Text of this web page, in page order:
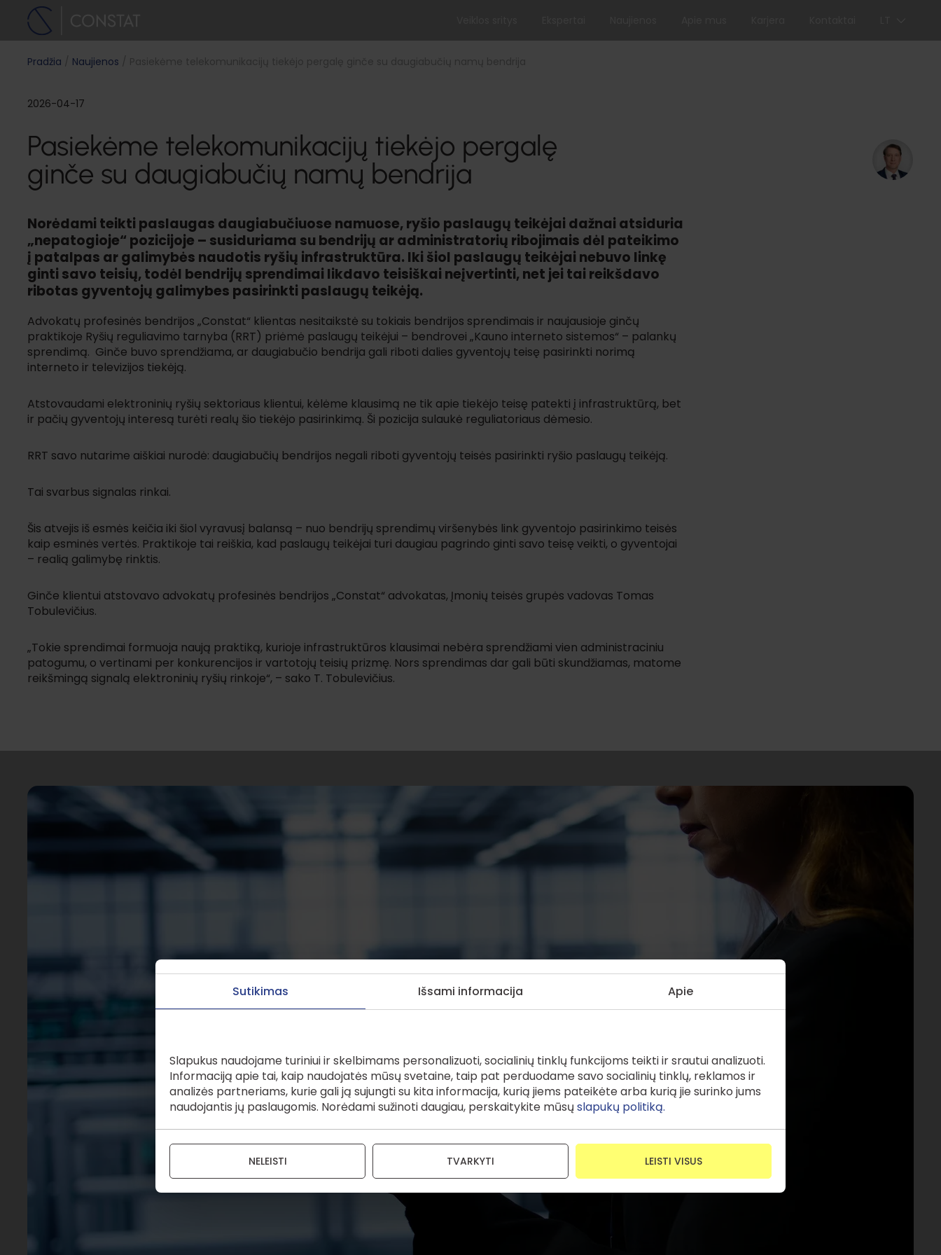
Pradžia Naujienos
2026-04-17
Pasiekėme telekomunikacijų tiekėjo pergalę
ginče su daugiabučių namų bendrija
Norėdami teikti paslaugas daugiabučiuose namuose, ryšio paslaugų teikėjai dažnai atsiduria
„nepatogioje“ pozicijoje – susiduriama su bendrijų ar administratorių ribojimais dėl pateikimo
į patalpas ar galimybės naudotis ryšių infrastruktūra. Iki šiol paslaugų teikėjai nebuvo linkę
ginti savo teisių, todėl bendrijų sprendimai likdavo teisiškai neįvertinti, net jei tai reikšdavo
ribotas gyventojų galimybes pasirinkti paslaugų teikėją.
Advokatų profesinės bendrijos „Constat“ klientas nesitaikstė su tokiais bendrijos sprendimais ir naujausioje ginčų
praktikoje Ryšių reguliavimo tarnyba (RRT) priėmė paslaugų teikėjui – bendrovei „Kauno interneto sistemos“ – palankų
sprendimą. Ginče buvo sprendžiama, ar daugiabučio bendrija gali riboti dalies gyventojų teisę pasirinkti norimą
interneto ir televizijos tiekėją.
Atstovaudami elektroninių ryšių sektoriaus klientui, kėlėme klausimą ne tik apie tiekėjo teisę patekti į infrastruktūrą, bet
ir pačių gyventojų interesą turėti realų šio tiekėjo pasirinkimą. Ši pozicija sulaukė reguliatoriaus dėmesio.
RRT savo nutarime aiškiai nurodė: daugiabučių bendrijos negali riboti gyventojų teisės pasirinkti ryšio paslaugų teikėją.
Tai svarbus signalas rinkai.
Šis atvejis iš esmės keičia iki šiol vyravusį balansą – nuo bendrijų sprendimų viršenybės link gyventojo pasirinkimo teisės
kaip esminės vertės. Praktikoje tai reiškia, kad paslaugų teikėjai turi daugiau pagrindo ginti savo teisę veikti, o gyventojai
– realią galimybę rinktis.
Ginče klientui atstovavo advokatų profesinės bendrijos „Constat“ advokatas, Įmonių teisės grupės vadovas Tomas
Tobulevičius.
„Tokie sprendimai formuoja naują praktiką, kurioje infrastruktūros klausimai nebėra sprendžiami vien administraciniu
patogumu, o vertinami per konkurencijos ir vartotojų teisių prizmę. Nors sprendimas dar gali būti skundžiamas, matome
reikšmingą signalą elektroninių ryšių rinkoje“, – sako T. Tobulevičius.
Sutikimas Išsami informacija Apie
Slapukus naudojame turiniui ir skelbimams personalizuoti, socialinių tinklų funkcijoms teikti ir srautui analizuoti.
Informaciją apie tai, kaip naudojatės mūsų svetaine, taip pat perduodame savo socialinių tinklų, reklamos ir
analizės partneriams, kurie gali ją sujungti su kita informacija, kurią jiems pateikėte arba kurią jie surinko jums
naudojantis jų paslaugomis. Norėdami sužinoti daugiau, perskaitykite mūsų slapukų politiką.
NELEISTI TVARKYTI LEISTI VISUS